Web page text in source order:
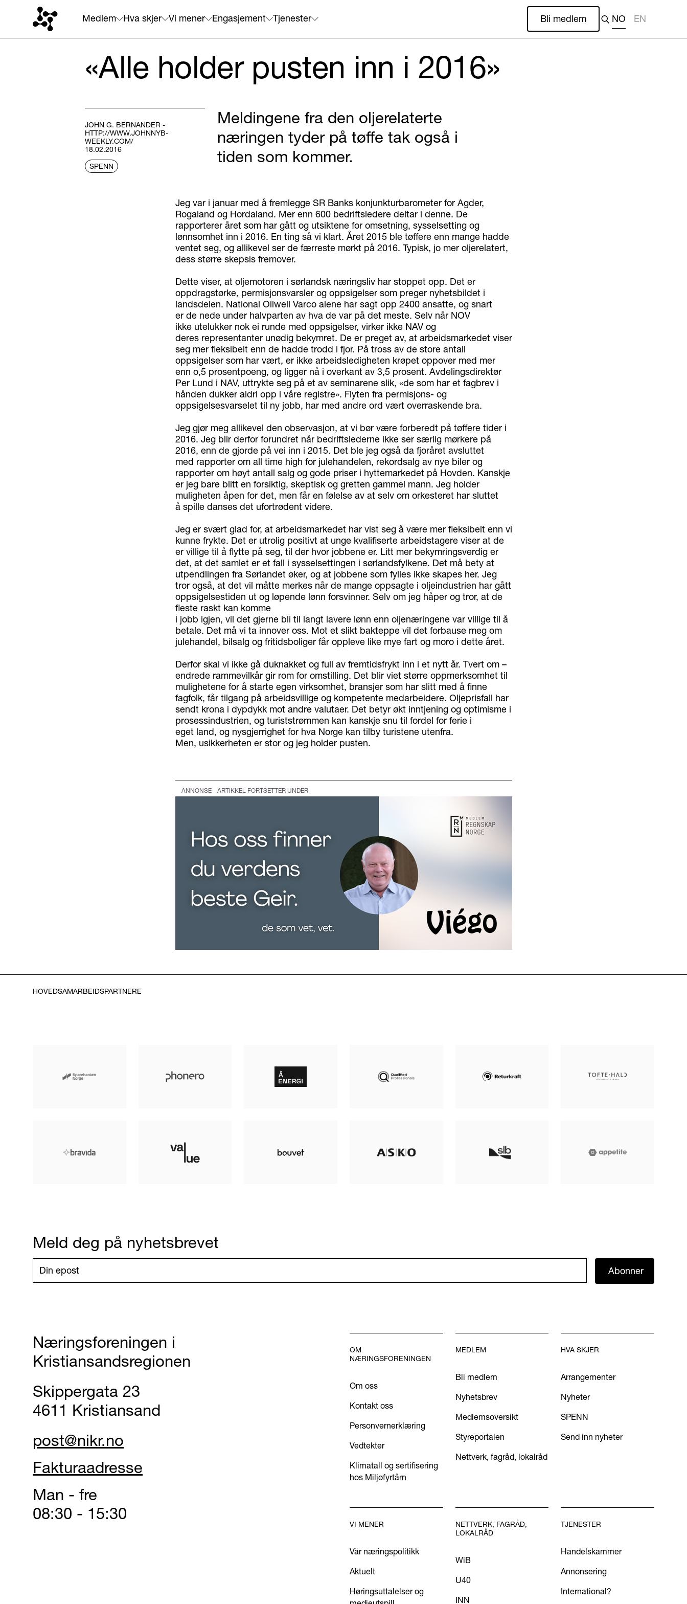
Medlem Hva skjer Vi mener Engasjement Tjenester Bli medlem NO EN
«Alle holder pusten inn i 2016»
JOHN G. BERNANDER -
HTTP://WWW.JOHNNYB-
WEEKLY.COM/
18.02.2016
SPENN
Meldingene fra den oljerelaterte
næringen tyder på tøffe tak også i
tiden som kommer.
Jeg var i januar med å fremlegge SR Banks konjunkturbarometer for Agder,
Rogaland og Hordaland. Mer enn 600 bedriftsledere deltar i denne. De
rapporterer året som har gått og utsiktene for omsetning, sysselsetting og
lønnsomhet inn i 2016. En ting så vi klart. Året 2015 ble tøffere enn mange hadde
ventet seg, og allikevel ser de færreste mørkt på 2016. Typisk, jo mer oljerelatert,
dess større skepsis fremover.
Dette viser, at oljemotoren i sørlandsk næringsliv har stoppet opp. Det er
oppdragstørke, permisjonsvarsler og oppsigelser som preger nyhetsbildet i
landsdelen. National Oilwell Varco alene har sagt opp 2400 ansatte, og snart
er de nede under halvparten av hva de var på det meste. Selv når NOV
ikke utelukker nok ei runde med oppsigelser, virker ikke NAV og
deres representanter unødig bekymret. De er preget av, at arbeidsmarkedet viser
seg mer fleksibelt enn de hadde trodd i fjor. På tross av de store antall
oppsigelser som har vært, er ikke arbeidsledigheten krøpet oppover med mer
enn o,5 prosentpoeng, og ligger nå i overkant av 3,5 prosent. Avdelingsdirektør
Per Lund i NAV, uttrykte seg på et av seminarene slik, «de som har et fagbrev i
hånden dukker aldri opp i våre registre». Flyten fra permisjons- og
oppsigelsesvarselet til ny jobb, har med andre ord vært overraskende bra.
Jeg gjør meg allikevel den observasjon, at vi bør være forberedt på tøffere tider i
2016. Jeg blir derfor forundret når bedriftslederne ikke ser særlig mørkere på
2016, enn de gjorde på vei inn i 2015. Det ble jeg også da fjoråret avsluttet
med rapporter om all time high for julehandelen, rekordsalg av nye biler og
rapporter om høyt antall salg og gode priser i hyttemarkedet på Hovden. Kanskje
er jeg bare blitt en forsiktig, skeptisk og gretten gammel mann. Jeg holder
muligheten åpen for det, men får en følelse av at selv om orkesteret har sluttet
å spille danses det ufortrødent videre.
Jeg er svært glad for, at arbeidsmarkedet har vist seg å være mer fleksibelt enn vi
kunne frykte. Det er utrolig positivt at unge kvalifiserte arbeidstagere viser at de
er villige til å flytte på seg, til der hvor jobbene er. Litt mer bekymringsverdig er
det, at det samlet er et fall i sysselsettingen i sørlandsfylkene. Det må bety at
utpendlingen fra Sørlandet øker, og at jobbene som fylles ikke skapes her. Jeg
tror også, at det vil måtte merkes når de mange oppsagte i oljeindustrien har gått
oppsigelsestiden ut og løpende lønn forsvinner. Selv om jeg håper og tror, at de
fleste raskt kan komme
i jobb igjen, vil det gjerne bli til langt lavere lønn enn oljenæringene var villige til å
betale. Det må vi ta innover oss. Mot et slikt bakteppe vil det forbause meg om
julehandel, bilsalg og fritidsboliger får oppleve like mye fart og moro i dette året.
Derfor skal vi ikke gå duknakket og full av fremtidsfrykt inn i et nytt år. Tvert om –
endrede rammevilkår gir rom for omstilling. Det blir viet større oppmerksomhet til
mulighetene for å starte egen virksomhet, bransjer som har slitt med å finne
fagfolk, får tilgang på arbeidsvillige og kompetente medarbeidere. Oljeprisfall har
sendt krona i dypdykk mot andre valutaer. Det betyr økt inntjening og optimisme i
prosessindustrien, og turiststrømmen kan kanskje snu til fordel for ferie i
eget land, og nysgjerrighet for hva Norge kan tilby turistene utenfra.
Men, usikkerheten er stor og jeg holder pusten.
ANNONSE - ARTIKKEL FORTSETTER UNDER
HOVEDSAMARBEIDSPARTNERE
Meld deg på nyhetsbrevet
Abonner
Næringsforeningen i
Kristiansandsregionen
Skippergata 23
4611 Kristiansand
post@nikr.no
Fakturaadresse
Man - fre
08:30 - 15:30
OM
NÆRINGSFORENINGEN
Om oss
Kontakt oss
Personvernerklæring
Vedtekter
Klimatall og sertifisering
hos Miljøfyrtårn
MEDLEM
Bli medlem
Nyhetsbrev
Medlemsoversikt
Styreportalen
Nettverk, fagråd, lokalråd
HVA SKJER
Arrangementer
Nyheter
SPENN
Send inn nyheter
VI MENER
Vår næringspolitikk
Aktuelt
Høringsuttalelser og
NETTVERK, FAGRÅD,
LOKALRÅD
WiB
U40
INN
TJENESTER
Handelskammer
Annonsering
International?